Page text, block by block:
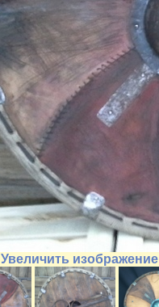
Увеличить изображение